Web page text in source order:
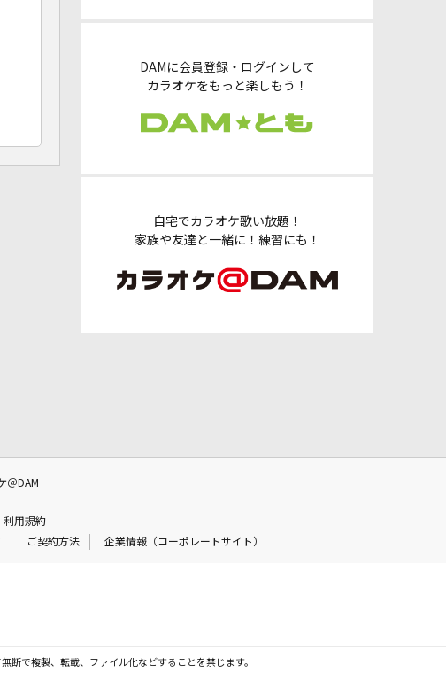
DAMに会員登録・ログインして
カラオケをもっと楽しもう！
自宅でカラオケ歌い放題！
家族や友達と一緒に！練習にも！
＠DAM
利用規約
ご契約方法 企業情報（コーポレートサイト）
断で複製、転載、ファイル化などすることを禁じます。